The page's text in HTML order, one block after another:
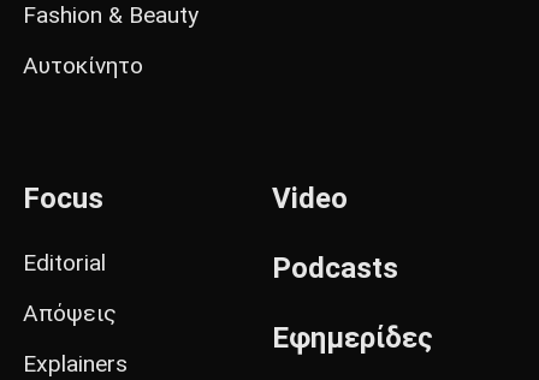
Fashion & Beauty
Αυτοκίνητο
Focus
Editorial
Απόψεις
Explainers
Video
Podcasts
Εφημερίδες